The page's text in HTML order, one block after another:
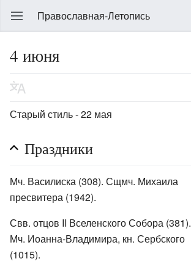
Православная-Летопись
4 июня
Старый стиль - 22 мая
Праздники
Мч. Василиска (308). Сщмч. Михаила
пресвитера (1942).
Свв. отцов II Вселенского Собора (381).
Мч. Иоанна-Владимира, кн. Сербского
(1015).